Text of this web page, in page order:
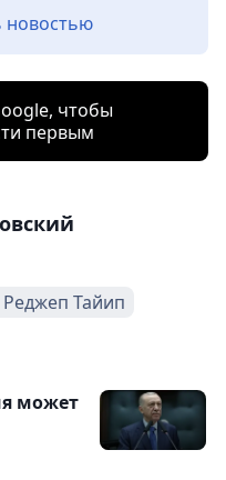
новостью
чтобы
первым
Тайип
может